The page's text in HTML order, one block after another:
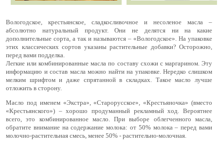
Вологодское, крестьянское, сладкосливочное и несоленое масла –
абсолютно натуральный продукт. Они не делятся ни на какие
дополнительные сорта, а так и называются – «Вологодское». На упаковке
этих классических сортов указаны растительные добавки? Осторожно,
перед вами подделка.
Легкие или комбинированные масла по составу схожи с маргарином. Эту
информацию и состав масла можно найти на упаковке. Нередко слишком
мелким шрифтом и даже спрятанной в складках. Такое масло лучше
отложить в сторону.
Масло под именем «Экстра», «Старорусское», «Крестьяночка» (вместо
«Крестьянского») – хорошо продуманный рекламный ход. Вероятнее
всего, это комбинированное масло. При выборе облегченного масла,
обратите внимание на содержание молока: от 50% молока – перед вами
молочно-растительная смесь, менее 50% - растительно-молочная.